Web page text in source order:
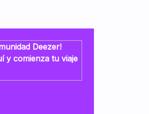
Deezer!
y comienza tu viaje